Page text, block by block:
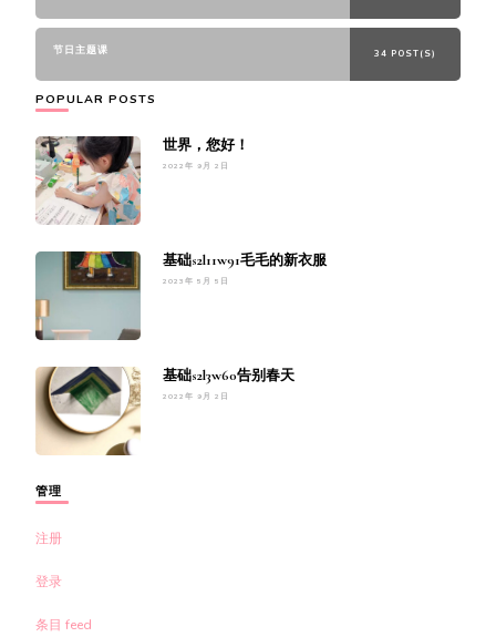
节日主题课 34 POST(S)
POPULAR POSTS
世界，您好！
2022年 9月 2日
基础s2l11w91毛毛的新衣服
2023年 5月 5日
基础s2l3w60告别春天
2022年 9月 2日
管理
注册
登录
条目 feed